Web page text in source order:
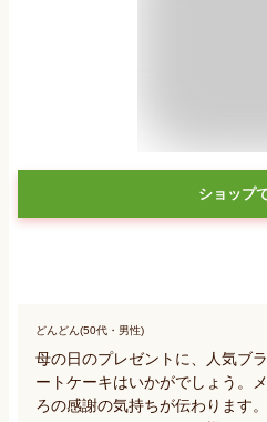
ショップ
どんどん(50代・男性)
母の日のプレゼントに、人気ブ
ートケーキはいかがでしょう。
ろの感謝の気持ちが伝わります